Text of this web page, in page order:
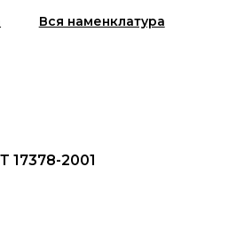
Вся наменклатура
17378-2001